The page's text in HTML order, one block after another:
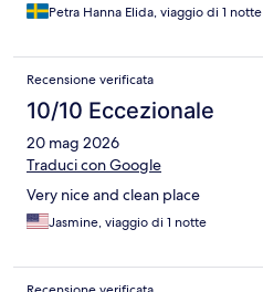
Petra Hanna Elida, viaggio di 1 notte
Recensione verificata
10/10 Eccezionale
20 mag 2026
Traduci con Google
Very nice and clean place
Jasmine, viaggio di 1 notte